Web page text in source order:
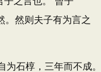
。然则夫子有为言之
石椁，三年而不成。